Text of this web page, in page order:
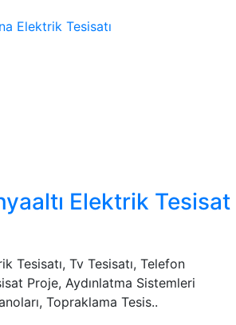
Elektrik Tesisatı
Elektrik Tesisat
Tesisatı, Tv Tesisatı, Telefon
Proje, Aydınlatma Sistemleri
Topraklama Tesis..